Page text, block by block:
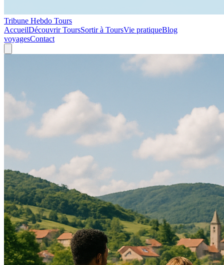
Tribune Hebdo Tours
AccueilDécouvrir ToursSortir à ToursVie pratiqueBlog
voyagesContact